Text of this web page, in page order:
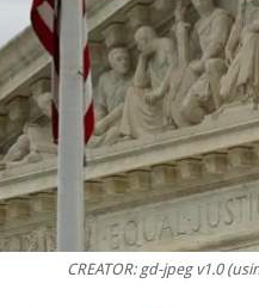
CREATOR: gd-jpeg v1.0